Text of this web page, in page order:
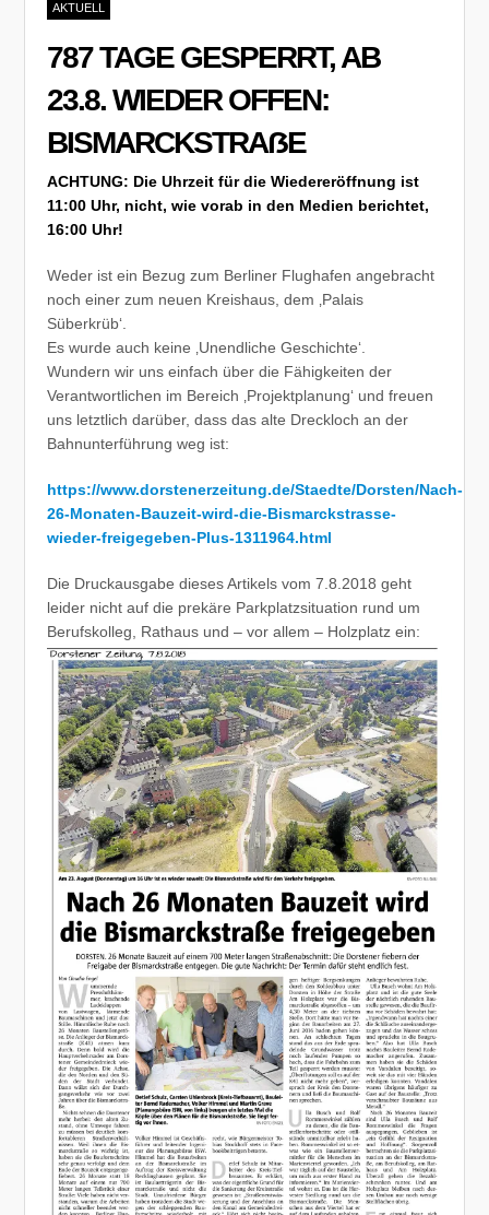
AKTUELL
787 TAGE GESPERRT, AB
23.8. WIEDER OFFEN:
BISMARCKSTRAẞE
ACHTUNG: Die Uhrzeit für die Wiedereröffnung ist
11:00 Uhr, nicht, wie vorab in den Medien berichtet,
16:00 Uhr!
Weder ist ein Bezug zum Berliner Flughafen angebracht
noch einer zum neuen Kreishaus, dem ‚Palais
Süberkrüb‘.
Es wurde auch keine ‚Unendliche Geschichte‘.
Wundern wir uns einfach über die Fähigkeiten der
Verantwortlichen im Bereich ‚Projektplanung‘ und freuen
uns letztlich darüber, dass das alte Dreckloch an der
Bahnunterführung weg ist:
https://www.dorstenerzeitung.de/Staedte/Dorsten/Nach-
26-Monaten-Bauzeit-wird-die-Bismarckstrasse-
wieder-freigegeben-Plus-1311964.html
Die Druckausgabe dieses Artikels vom 7.8.2018 geht
leider nicht auf die prekäre Parkplatzsituation rund um
Berufskolleg, Rathaus und – vor allem – Holzplatz ein: